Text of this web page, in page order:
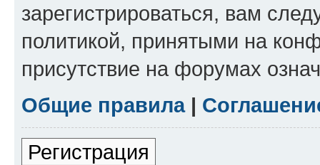
зарегистрироваться, вам
политикой, принятыми на
присутствие на форумах
Общие правила|
Регистрация